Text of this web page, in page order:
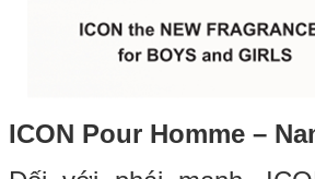
ICON Pour Homme –